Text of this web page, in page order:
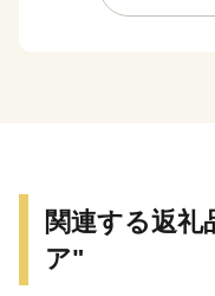
ン」も特産の一つで
稲敷市ふるさと応援
関連する返
ア"